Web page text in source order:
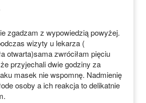
zgadzam z wypowiedzią powyżej.
wizyty u lekarza (
otwarta)sama zwróciłam pięciu
przyjechali dwie godziny za
masek nie wspomnę. Nadmienię
osoby a ich reakcja to delikatnie